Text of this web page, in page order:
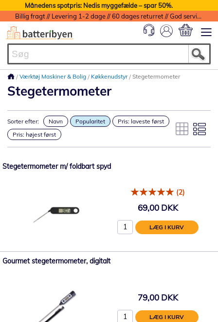
Månedens spotpris: Nedis myggefælde – spar 50%.
Billig fragt // Levering 1-2 dage // 60 dages returret // God service med garanti
Værktøj Maskiner & Bolig Køkkenudstyr Stegetermometer
Stegetermometer
Sorter efter: Navn Popularitet
Pris: laveste først
Pris: højest først
Stegetermometer m/ foldbart spyd
(2)
69,00 DKK
LÆG I KURV
Gourmet stegetermometer, digitalt
79,00 DKK
LÆG I KURV